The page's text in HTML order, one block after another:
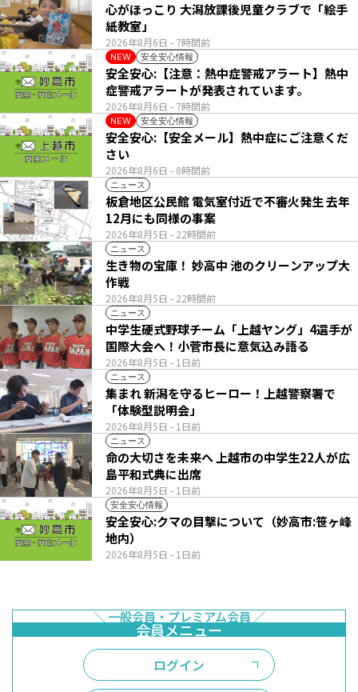
2026年8月6日 - 7時間前
心がほっこり 大潟放課後児童クラブで「絵手
紙教室」
NEW 安全安心情報
2026年8月6日 - 7時間前
安全安心:【注意：熱中症警戒アラート】熱中
症警戒アラートが発表されています。
NEW 安全安心情報
2026年8月6日 - 8時間前
安全安心:【安全メール】熱中症にご注意くだ
さい
ニュース
2026年8月5日 - 22時間前
板倉地区公民館 電気室付近で不審火発生 去年
12月にも同様の事案
ニュース
2026年8月5日 - 22時間前
生き物の宝庫！ 妙高中 池のクリーンアップ大
作戦
ニュース
2026年8月5日 - 1日前
中学生硬式野球チーム「上越ヤング」4選手が
国際大会へ！小菅市長に意気込み語る
ニュース
2026年8月5日 - 1日前
集まれ 新潟を守るヒーロー！上越警察署で
「体験型説明会」
ニュース
2026年8月5日 - 1日前
命の大切さを未来へ 上越市の中学生22人が広
島平和式典に出席
安全安心情報
2026年8月5日 - 1日前
安全安心:クマの目撃について（妙高市:笹ヶ峰
地内）
ログイン